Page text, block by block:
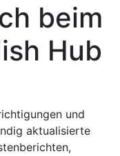
beim
Hub
und
aktualisierte